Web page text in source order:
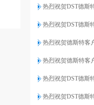
热烈祝贺DST德斯
热烈祝贺DST德斯
热烈祝贺德斯特客
热烈祝贺德斯特客
热烈祝贺DST德斯
热烈祝贺DST德斯